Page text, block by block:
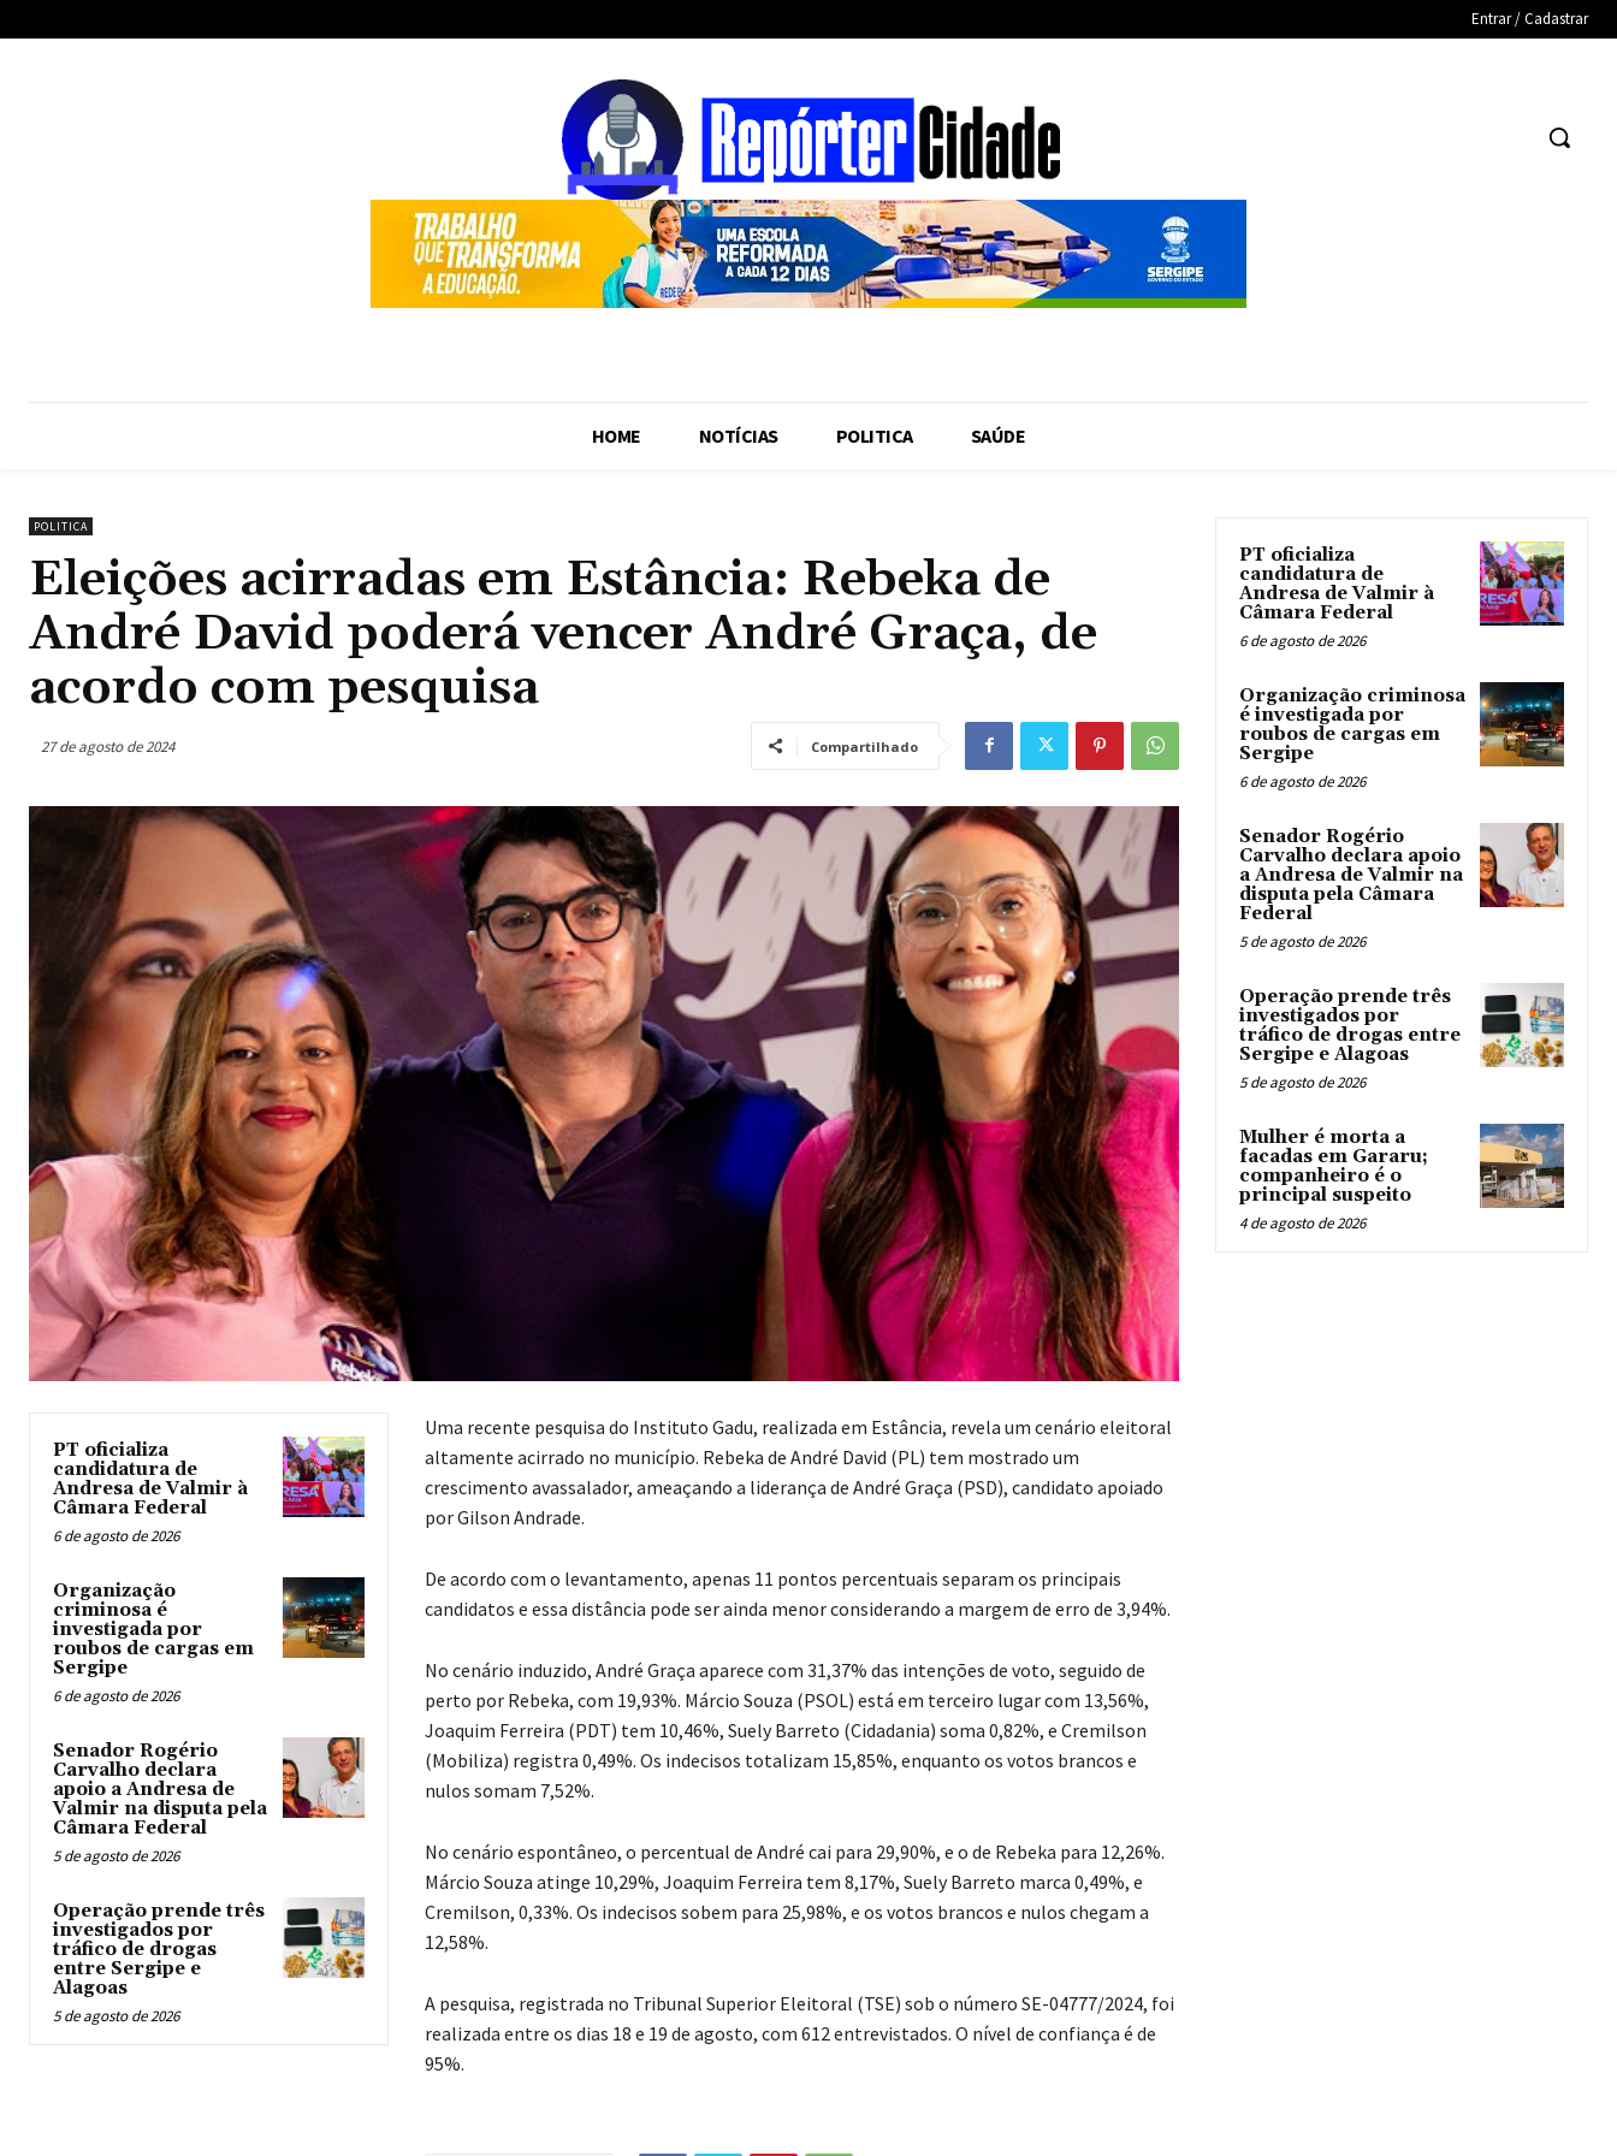
Entrar / Cadastrar
HOME NOTÍCIAS POLITICA SAÚDE
POLITICA
Eleições acirradas em Estância: Rebeka de
André David poderá vencer André Graça, de
acordo com pesquisa
27 de agosto de 2024 Compartilhado
PT oficializa
candidatura de
Andresa de Valmir à
Câmara Federal
6 de agosto de 2026
Organização
criminosa é
investigada por
roubos de cargas em
Sergipe
6 de agosto de 2026
Senador Rogério
Carvalho declara
apoio a Andresa de
Valmir na disputa pela
Câmara Federal
5 de agosto de 2026
Operação prende três
investigados por
tráfico de drogas
entre Sergipe e
Alagoas
5 de agosto de 2026
Uma recente pesquisa do Instituto Gadu, realizada em Estância, revela um cenário eleitoral
altamente acirrado no município. Rebeka de André David (PL) tem mostrado um
crescimento avassalador, ameaçando a liderança de André Graça (PSD), candidato apoiado
por Gilson Andrade.
De acordo com o levantamento, apenas 11 pontos percentuais separam os principais
candidatos e essa distância pode ser ainda menor considerando a margem de erro de 3,94%.
No cenário induzido, André Graça aparece com 31,37% das intenções de voto, seguido de
perto por Rebeka, com 19,93%. Márcio Souza (PSOL) está em terceiro lugar com 13,56%,
Joaquim Ferreira (PDT) tem 10,46%, Suely Barreto (Cidadania) soma 0,82%, e Cremilson
(Mobiliza) registra 0,49%. Os indecisos totalizam 15,85%, enquanto os votos brancos e
nulos somam 7,52%.
No cenário espontâneo, o percentual de André cai para 29,90%, e o de Rebeka para 12,26%.
Márcio Souza atinge 10,29%, Joaquim Ferreira tem 8,17%, Suely Barreto marca 0,49%, e
Cremilson, 0,33%. Os indecisos sobem para 25,98%, e os votos brancos e nulos chegam a
12,58%.
A pesquisa, registrada no Tribunal Superior Eleitoral (TSE) sob o número SE-04777/2024, foi
realizada entre os dias 18 e 19 de agosto, com 612 entrevistados. O nível de confiança é de
95%.
PT oficializa
candidatura de
Andresa de Valmir à
Câmara Federal
6 de agosto de 2026
Organização criminosa
é investigada por
roubos de cargas em
Sergipe
6 de agosto de 2026
Senador Rogério
Carvalho declara apoio
a Andresa de Valmir na
disputa pela Câmara
Federal
5 de agosto de 2026
Operação prende três
investigados por
tráfico de drogas entre
Sergipe e Alagoas
5 de agosto de 2026
Mulher é morta a
facadas em Gararu;
companheiro é o
principal suspeito
4 de agosto de 2026